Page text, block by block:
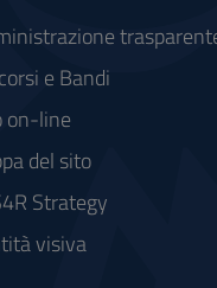
e Bandi
on-line
del sito
Strategy
visiva